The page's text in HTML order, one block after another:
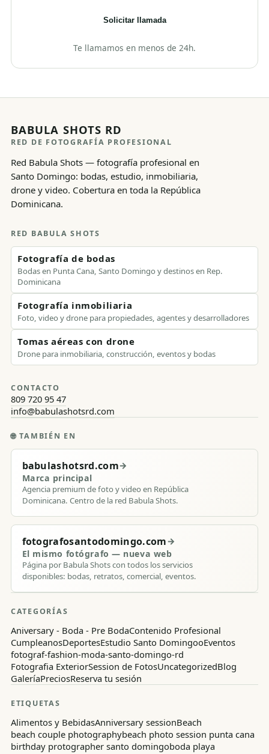
Solicitar llamada
Te llamamos en menos de 24h.
BABULA SHOTS RD
RED DE FOTOGRAFÍA PROFESIONAL
Red Babula Shots — fotografía profesional en
Santo Domingo: bodas, estudio, inmobiliaria,
drone y video. Cobertura en toda la República
Dominicana.
RED BABULA SHOTS
Fotografía de bodas
Bodas en Punta Cana, Santo Domingo y destinos en Rep.
Dominicana
Fotografía inmobiliaria
Foto, video y drone para propiedades, agentes y desarrolladores
Tomas aéreas con drone
Drone para inmobiliaria, construcción, eventos y bodas
CONTACTO
809 720 95 47
info@babulashotsrd.com
🌐 TAMBIÉN EN
babulashotsrd.com→
Marca principal
Agencia premium de foto y video en República
Dominicana. Centro de la red Babula Shots.
fotografosantodomingo.com→
El mismo fotógrafo — nueva web
Página por Babula Shots con todos los servicios
disponibles: bodas, retratos, comercial, eventos.
CATEGORÍAS
Aniversary - Boda - Pre BodaContenido Profesional
CumpleanosDeportesEstudio Santo DomingooEventos
fotograf-fashion-moda-santo-domingo-rd
Fotografia ExteriorSession de FotosUncategorizedBlog
GaleríaPreciosReserva tu sesión
ETIQUETAS
Alimentos y BebidasAnniversary sessionBeach
beach couple photographybeach photo session punta cana
birthday protographer santo domingoboda playa